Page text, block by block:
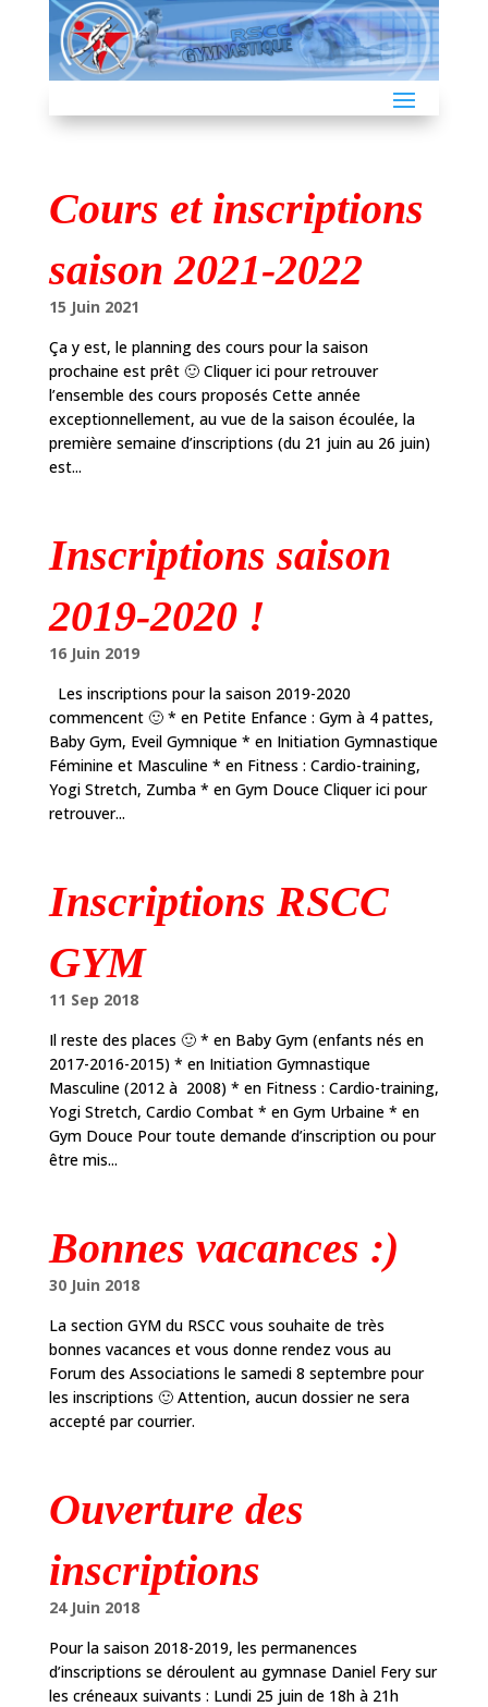
Cours et inscriptions
saison 2021-2022
15 Juin 2021
Ça y est, le planning des cours pour la saison
prochaine est prêt 🙂 Cliquer ici pour retrouver
l’ensemble des cours proposés Cette année
exceptionnellement, au vue de la saison écoulée, la
première semaine d’inscriptions (du 21 juin au 26 juin)
est...
Inscriptions saison
2019-2020 !
16 Juin 2019
Les inscriptions pour la saison 2019-2020
commencent 🙂 * en Petite Enfance : Gym à 4 pattes,
Baby Gym, Eveil Gymnique * en Initiation Gymnastique
Féminine et Masculine * en Fitness : Cardio-training,
Yogi Stretch, Zumba * en Gym Douce Cliquer ici pour
retrouver...
Inscriptions RSCC
GYM
11 Sep 2018
Il reste des places 🙂 * en Baby Gym (enfants nés en
2017-2016-2015) * en Initiation Gymnastique
Masculine (2012 à 2008) * en Fitness : Cardio-training,
Yogi Stretch, Cardio Combat * en Gym Urbaine * en
Gym Douce Pour toute demande d’inscription ou pour
être mis...
Bonnes vacances :)
30 Juin 2018
La section GYM du RSCC vous souhaite de très
bonnes vacances et vous donne rendez vous au
Forum des Associations le samedi 8 septembre pour
les inscriptions 🙂 Attention, aucun dossier ne sera
accepté par courrier.
Ouverture des
inscriptions
24 Juin 2018
Pour la saison 2018-2019, les permanences
d’inscriptions se déroulent au gymnase Daniel Fery sur
les créneaux suivants : Lundi 25 juin de 18h à 21h